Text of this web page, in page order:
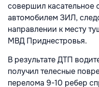
совершил касательное
автомобилем ЗИЛ,
направлении к месту
МВД Приднестровья.
В результате ДТП
получил телесные
перелома 9-10 ребер